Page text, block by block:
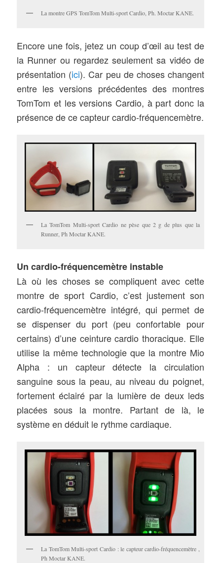
La montre GPS TomTom Multi-sport Cardio, Ph. Moctar KANE.
Encore une fois, jetez un coup d’œil au test de
la Runner ou regardez seulement sa vidéo de
présentation (ici). Car peu de choses changent
entre les versions précédentes des montres
TomTom et les versions Cardio, à part donc la
présence de ce capteur cardio-fréquencemètre.
La TomTom Multi-sport Cardio ne pèse que 2 g de plus que la
Runner, Ph Moctar KANE.
Un cardio-fréquencemètre instable
Là où les choses se compliquent avec cette
montre de sport Cardio, c’est justement son
cardio-fréquencemètre intégré, qui permet de
se dispenser du port (peu confortable pour
certains) d’une ceinture cardio thoracique. Elle
utilise la même technologie que la montre Mio
Alpha : un capteur détecte la circulation
sanguine sous la peau, au niveau du poignet,
fortement éclairé par la lumière de deux leds
placées sous la montre. Partant de là, le
système en déduit le rythme cardiaque.
La TomTom Multi-sport Cardio : le capteur cardio-fréquencemètre ,
Ph Moctar KANE.